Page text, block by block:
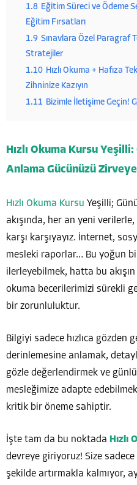
1.8 Eğitim Süreci ve Ödeme
Eğitim Fırsatları
1.9 Sınavlara Özel Paragraf
Stratejiler
1.10 Hızlı Okuma + Hafıza
Zihninize Kazıyın
1.11 Bizimle İletişime Geçin!
Hızlı Okuma Kursu Yeşilli:
Anlama Gücünüzü Zirveye
Hızlı Okuma Kursu Yeşilli;
akışında, her an yeni
karşı karşıyayız. İnternet,
mesleki raporlar… Bu yoğun
ilerleyebilmek, hatta bu
okuma becerilerimizi sürekli
bir zorunluluktur.
Bilgiyi sadece hızlıca gözden
derinlemesine anlamak,
gözle değerlendirmek ve
mesleğimize adapte
kritik bir öneme sahiptir.
İşte tam da bu noktada Hızlı
devreye giriyoruz! Size sadece
şekilde artırmakla kalmıyor,